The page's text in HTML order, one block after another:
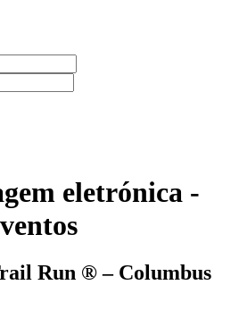
eletrónica -
Run ® – Columbus